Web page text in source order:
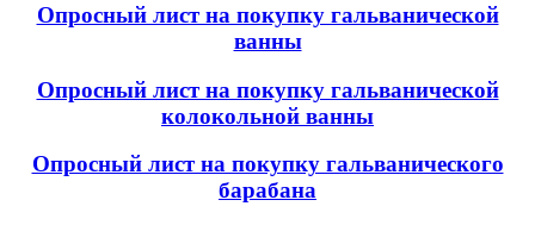
Опросный лист на покупку гальванической
ванны
Опросный лист на покупку гальванической
колокольной ванны
Опросный лист на покупку гальванического
барабана